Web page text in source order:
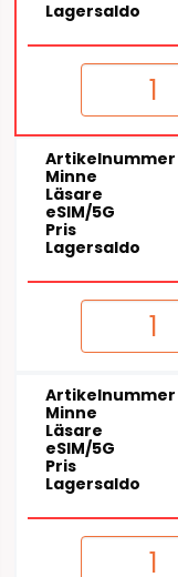
Lagersaldo
Artikelnummer
Minne
Läsare
eSIM/5G
Pris
Lagersaldo
Artikelnummer
Minne
Läsare
eSIM/5G
Pris
Lagersaldo